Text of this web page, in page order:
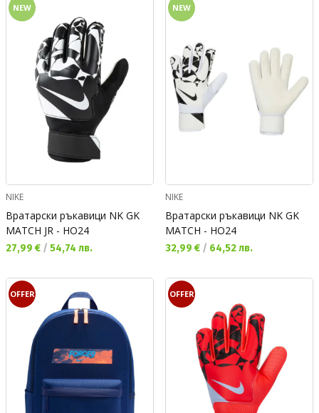
NEW
NIKE
Вратарски ръкавици NK GK
MATCH JR - HO24
Текуща цена:
27,99 € / 54,74 лв.
NEW
NIKE
Вратарски ръкавици NK GK
MATCH - HO24
Текуща цена:
32,99 € / 64,52 лв.
OFFER OFFER